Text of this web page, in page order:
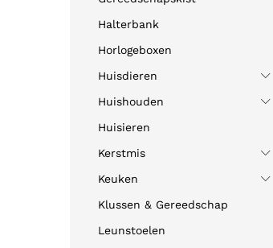
Halterbank
Horlogeboxen
Huisdieren
Huishouden
Huisieren
Kerstmis
Keuken
Klussen & Gereedschap
Leunstoelen